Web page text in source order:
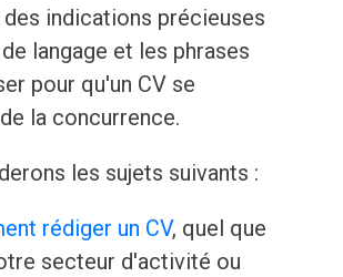
indications précieuses
langage et les phrases
pour qu'un CV se
la concurrence.
les sujets suivants :
rédiger un CV, quel que
secteur d'activité ou